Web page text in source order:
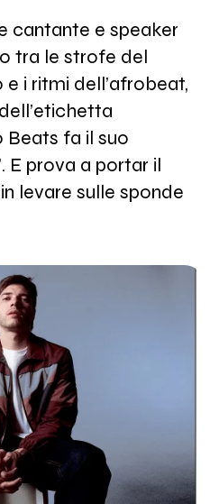
cantante e speaker
tra le strofe del
i ritmi dell’afrobeat,
Beats fa il suo
E prova a portar il
levare sulle sponde